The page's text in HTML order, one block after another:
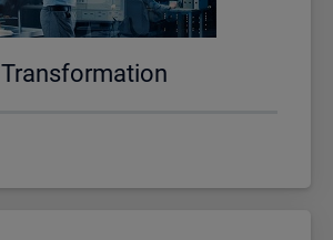
Trans­for­ma­ti­on